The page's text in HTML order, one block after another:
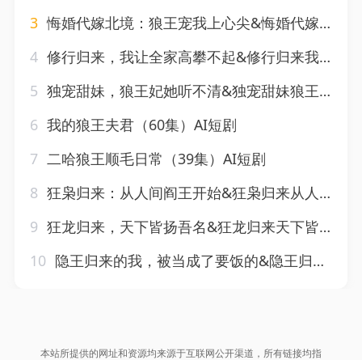
3 悔婚代嫁北境：狼王宠我上心尖&悔婚代嫁北境狼王宠我上心尖（87集）AI短剧
4 修行归来，我让全家高攀不起&修行归来我让全家高攀不起（80集）王冠程＆林思彤
5 独宠甜妹，狼王妃她听不清&独宠甜妹狼王妃她听不清（60集）AI短剧
6 我的狼王夫君（60集）AI短剧
7 二哈狼王顺毛日常（39集）AI短剧
8 狂枭归来：从人间阎王开始&狂枭归来从人间阎王开始（72集）岳玉航＆李海蒂
9 狂龙归来，天下皆扬吾名&狂龙归来天下皆扬吾名（61集）张子寒＆王姝懿
10 隐王归来的我，被当成了要饭的&隐王归来的我被当成了要饭的（60集）AI短剧
本站所提供的网址和资源均来源于互联网公开渠道，所有链接均指